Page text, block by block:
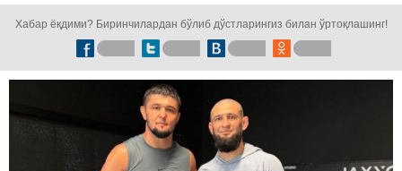
Хабар ёқдими? Биринчилардан бўлиб дўстларингиз билан ўртоқлашинг!